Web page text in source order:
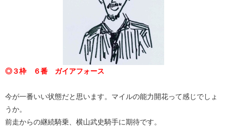
◎３枠 ６番 ガイアフォース
今が一番いい状態だと思います。マイルの能力開花って感じでしょ
うか。
前走からの継続騎乗、横山武史騎手に期待です。